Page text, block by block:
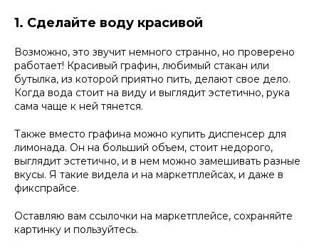
1. Сделайте воду красивой
Возможно, это звучит немного странно, но проверено
работает! Красивый графин, любимый стакан или
бутылка, из которой приятно пить, делают свое дело.
Когда вода стоит на виду и выглядит эстетично, рука
сама чаще к ней тянется.
Также вместо графина можно купить диспенсер для
лимонада. Он на больший объем, стоит недорого,
выглядит эстетично, и в нем можно замешивать разные
вкусы. Я такие видела и на маркетплейсах, и даже в
фикспрайсе.
Оставляю вам ссылочки на маркетплейсе, сохраняйте
картинку и пользуйтесь.